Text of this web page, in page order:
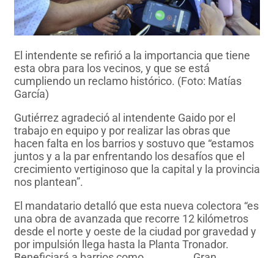
El intendente se refirió a la importancia que tiene
esta obra para los vecinos, y que se está
cumpliendo un reclamo histórico. (Foto: Matías
García)
Gutiérrez agradeció al intendente Gaido por el
trabajo en equipo y por realizar las obras que
hacen falta en los barrios y sostuvo que “estamos
juntos y a la par enfrentando los desafíos que el
crecimiento vertiginoso que la capital y la provincia
nos plantean”.
El mandatario detalló que esta nueva colectora “es
una obra de avanzada que recorre 12 kilómetros
desde el norte y oeste de la ciudad por gravedad y
por impulsión llega hasta la Planta Tronador.